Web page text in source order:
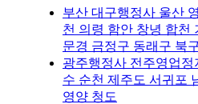
부산 대구행정사 울산
천 의령 함안 창녕 합천
문경 금정구 동래구 북
광주행정사 전주영업정
수 순천 제주도 서귀포
영양 청도